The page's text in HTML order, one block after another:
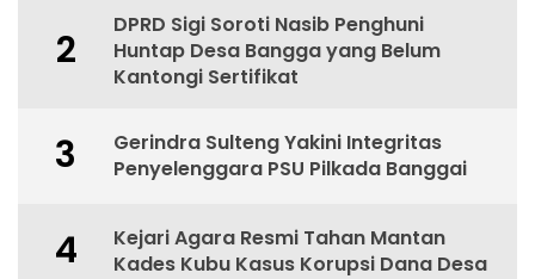
2
DPRD Sigi Soroti Nasib Penghuni
Huntap Desa Bangga yang Belum
Kantongi Sertifikat
3
Gerindra Sulteng Yakini Integritas
Penyelenggara PSU Pilkada Banggai
4
Kejari Agara Resmi Tahan Mantan
Kades Kubu Kasus Korupsi Dana Desa